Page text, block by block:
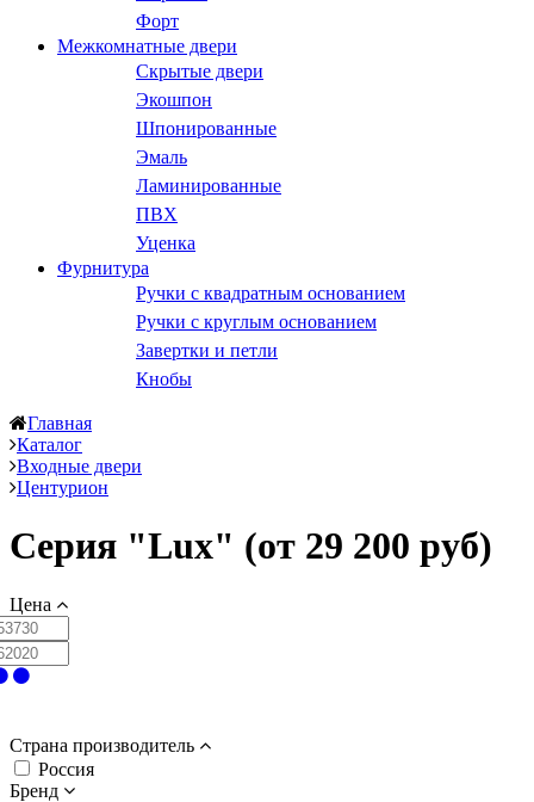
Форт
Межкомнатные двери
Скрытые двери
Экошпон
Шпонированные
Эмаль
Ламинированные
ПВХ
Уценка
Фурнитура
Ручки с квадратным основанием
Ручки с круглым основанием
Завертки и петли
Кнобы
Главная
Каталог
Входные двери
Центурион
Серия "Lux" (от 29 200 руб)
Цена
Страна производитель
Россия
Бренд